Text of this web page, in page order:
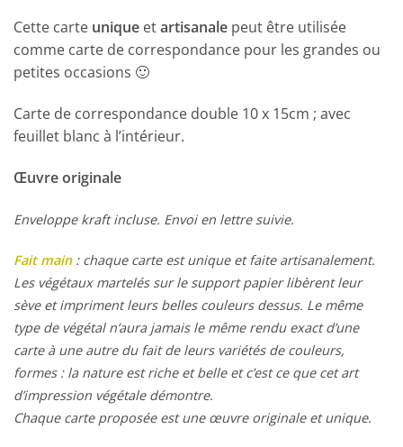
Cette carte unique etartisanale peut être utilisée
comme carte de correspondance pour les grandes ou
petites occasions 🙂
Carte de correspondance double 10 x 15cm ; avec
feuillet blanc à l’intérieur.
Œuvre originale
Enveloppe kraft incluse. Envoi en lettre suivie.
Fait main: chaque carte est unique et faite artisanalement.
Les végétaux martelés sur le support papier libèrent leur
sève et impriment leurs belles couleurs dessus. Le même
type de végétal n’aura jamais le même rendu exact d’une
carte à une autre du fait de leurs variétés de couleurs,
formes : la nature est riche et belle et c’est ce que cet art
d’impression végétale démontre.
Chaque carte proposée est une œuvre originale et unique.